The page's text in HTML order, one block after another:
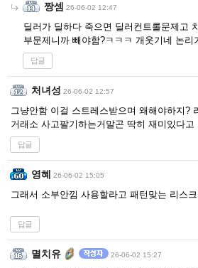
짱셈 26-06-02 12:47
딜러가 딜하다 죽으면 딜러컨트롤문제고
부문제니까 빼야함?ㅋㅋㅋ 개웃기네 논리
답글
처녀성 26-06-02 12:57
그냥안함 이걸 스트레스받으며 왜해야하지?
거래소 사고팔기하는거말곤 딱히 재미있다
답글
영혜 26-06-02 15:05
그래서 소부안낌 사용할라고 패턴맞는 리스
답글
멸치유 26-06-02 15:27